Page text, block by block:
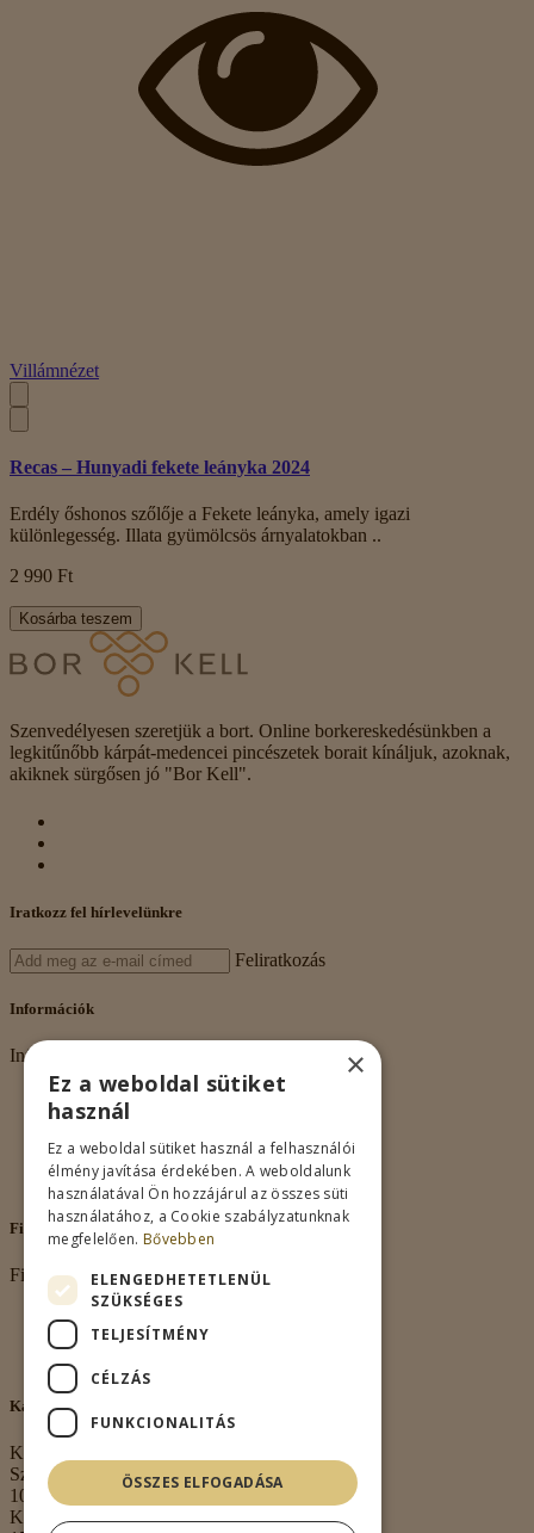
Villámnézet
Recas – Hunyadi fekete leányka 2024
Erdély őshonos szőlője a Fekete leányka, amely igazi
különlegesség. Illata gyümölcsös árnyalatokban ..
2 990 Ft
Kosárba teszem
Szenvedélyesen szeretjük a bort. Online borkereskedésünkben a
legkitűnőbb kárpát-medencei pincészetek borait kínáljuk, azoknak,
akiknek sürgősen jó "Bor Kell".
Iratkozz fel hírlevelünkre
Feliratkozás
Információk
Információk
Rólunk
Adatkezelés
Vásárlási feltételek
Nagykereskedelem
Kapcsolat
Fiókom
Fiókom
Fiókom
Rendeléseim
Kapcsolat
Kapcsolat
Székhely:
1063 Budapest,
Kmety György u.
×
Ez a weboldal sütiket
használ
Ez a weboldal sütiket használ a felhasználói
élmény javítása érdekében. A weboldalunk
használatával Ön hozzájárul az összes süti
használatához, a Cookie szabályzatunknak
megfelelően. Bővebben
ELENGEDHETETLENÜL
SZÜKSÉGES
TELJESÍTMÉNY
CÉLZÁS
FUNKCIONALITÁS
ÖSSZES ELFOGADÁSA